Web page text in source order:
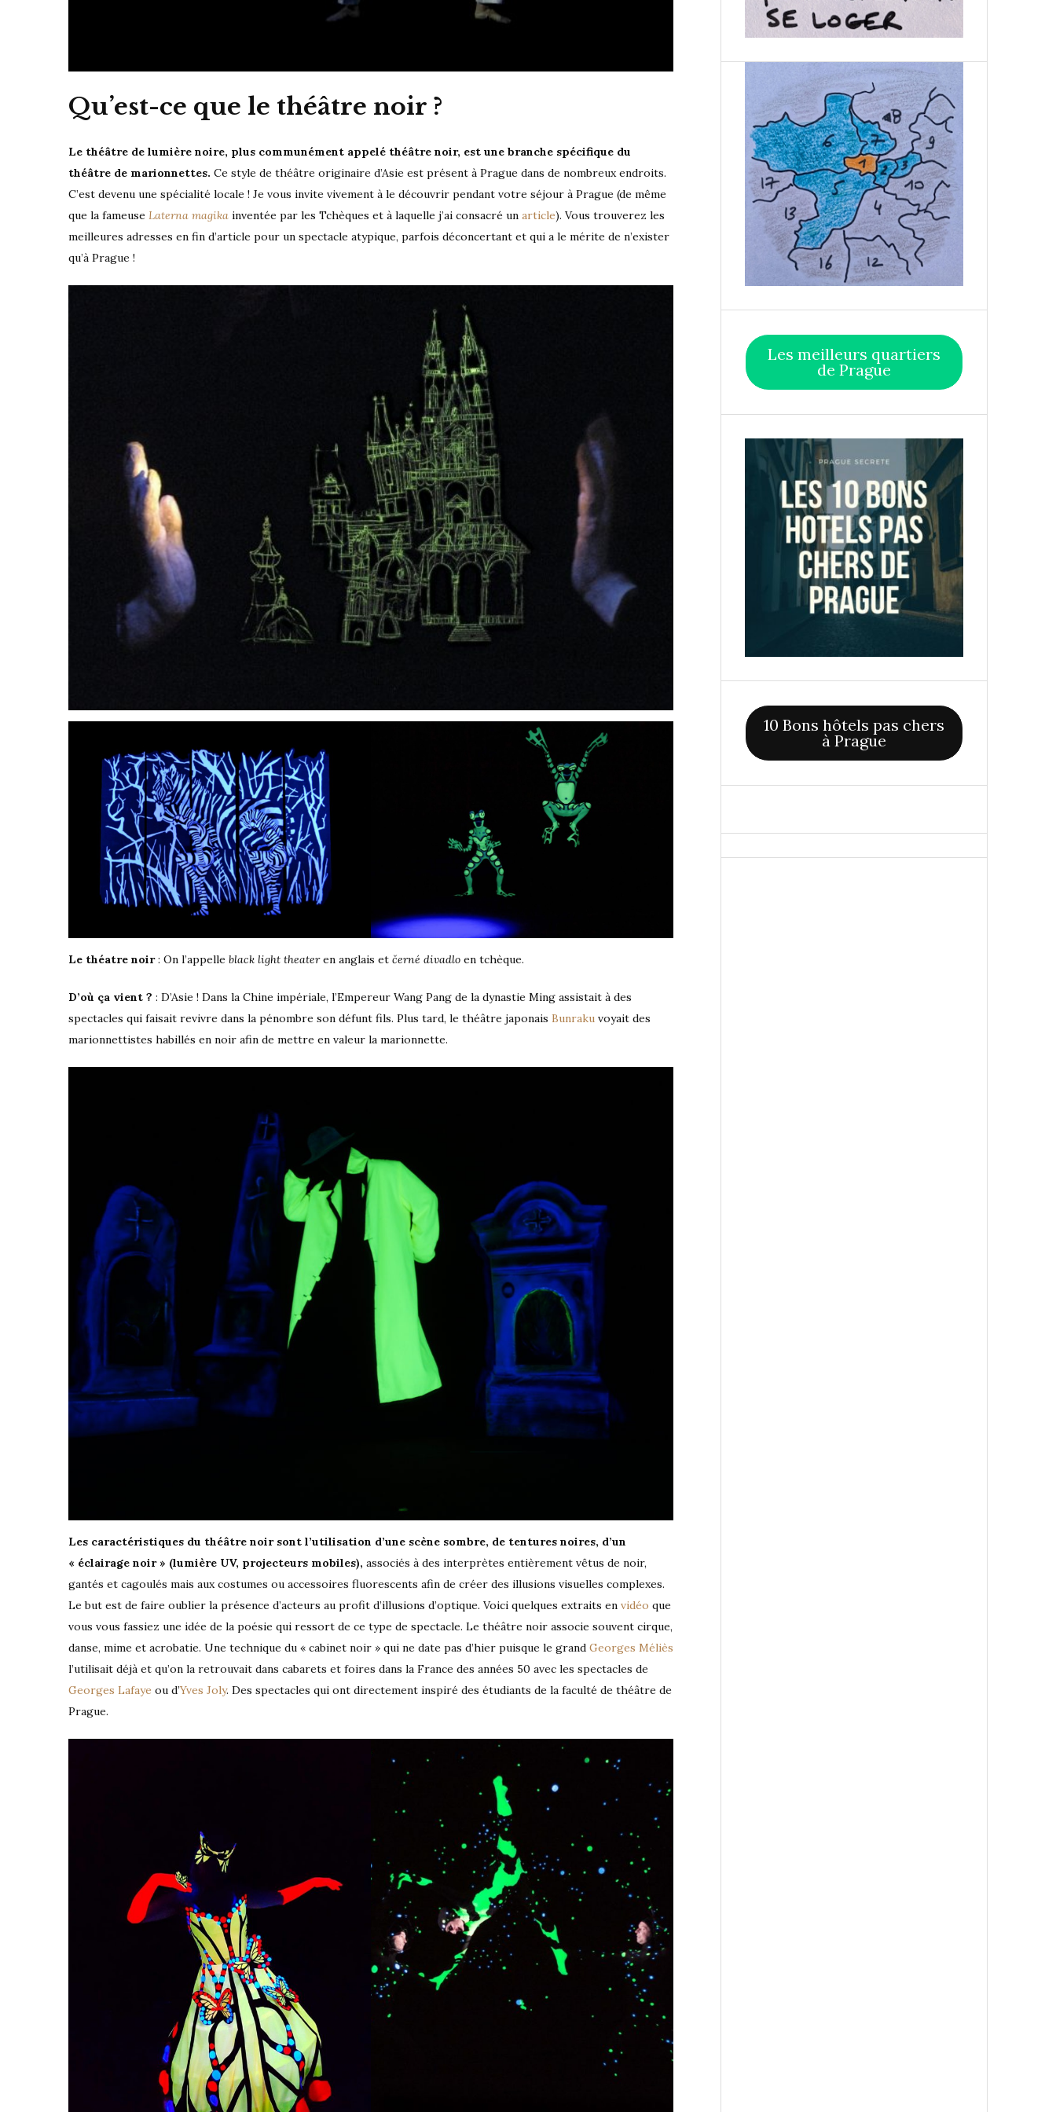
Qu’est-ce que le théâtre noir ?
Le théâtre de lumière noire, plus communément appelé théâtre noir, est une branche spécifique du
théâtre de marionnettes. Ce style de théâtre originaire d’Asie est présent à Prague dans de nombreux endroits.
C’est devenu une spécialité locale ! Je vous invite vivement à le découvrir pendant votre séjour à Prague (de même
que la fameuse Laterna magika inventée par les Tchèques et à laquelle j’ai consacré un article). Vous trouverez les
meilleures adresses en fin d’article pour un spectacle atypique, parfois déconcertant et qui a le mérite de n’exister
qu’à Prague !
Le théatre noir: On l’appelle black light theateren anglais et černé divadlo en tchèque.
D’où ça vient ? : D’Asie ! Dans la Chine impériale, l’Empereur Wang Pang de la dynastie Ming assistait à des
spectacles qui faisait revivre dans la pénombre son défunt fils. Plus tard, le théâtre japonais Bunraku voyait des
marionnettistes habillés en noir afin de mettre en valeur la marionnette.
Les caractéristiques du théâtre noir sont l’utilisation d’une scène sombre, de tentures noires, d’un
« éclairage noir » (lumière UV, projecteurs mobiles), associés à des interprètes entièrement vêtus de noir,
gantés et cagoulés mais aux costumes ou accessoires fluorescents afin de créer des illusions visuelles complexes.
Le but est de faire oublier la présence d’acteurs au profit d’illusions d’optique. Voici quelques extraits en vidéo que
vous vous fassiez une idée de la poésie qui ressort de ce type de spectacle. Le théâtre noir associe souvent cirque,
danse, mime et acrobatie. Une technique du « cabinet noir » qui ne date pas d’hier puisque le grand Georges Méliès
l’utilisait déjà et qu’on la retrouvait dans cabarets et foires dans la France des années 50 avec les spectacles de
Georges Lafaye ou d’Yves Joly. Des spectacles qui ont directement inspiré des étudiants de la faculté de théâtre de
Prague.
Les meilleurs quartiers
de Prague
10 Bons hôtels pas chers
à Prague